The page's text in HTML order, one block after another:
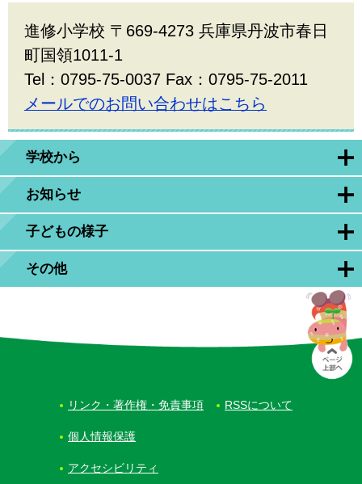
学校から
お知らせ
子どもの様子
その他
進修小学校 〒669-4273 兵庫県丹波市春日
町国領1011-1
Tel：0795-75-0037 Fax：0795-75-2011
メールでのお問い合わせはこちら
リンク・著作権・免責事項 RSSについて
個人情報保護
アクセシビリティ